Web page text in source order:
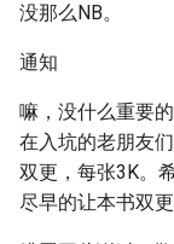
没那么NB。
通知
嘛，没什么重要
在入坑的老朋友
双更，每张3K。
尽早的让本书双